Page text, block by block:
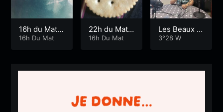
16h du Mat
Un équipage
16h Du Mat
22h du Mat
Gallettas
16h Du Mat
Les Beaux P
arleurs
3°28 W